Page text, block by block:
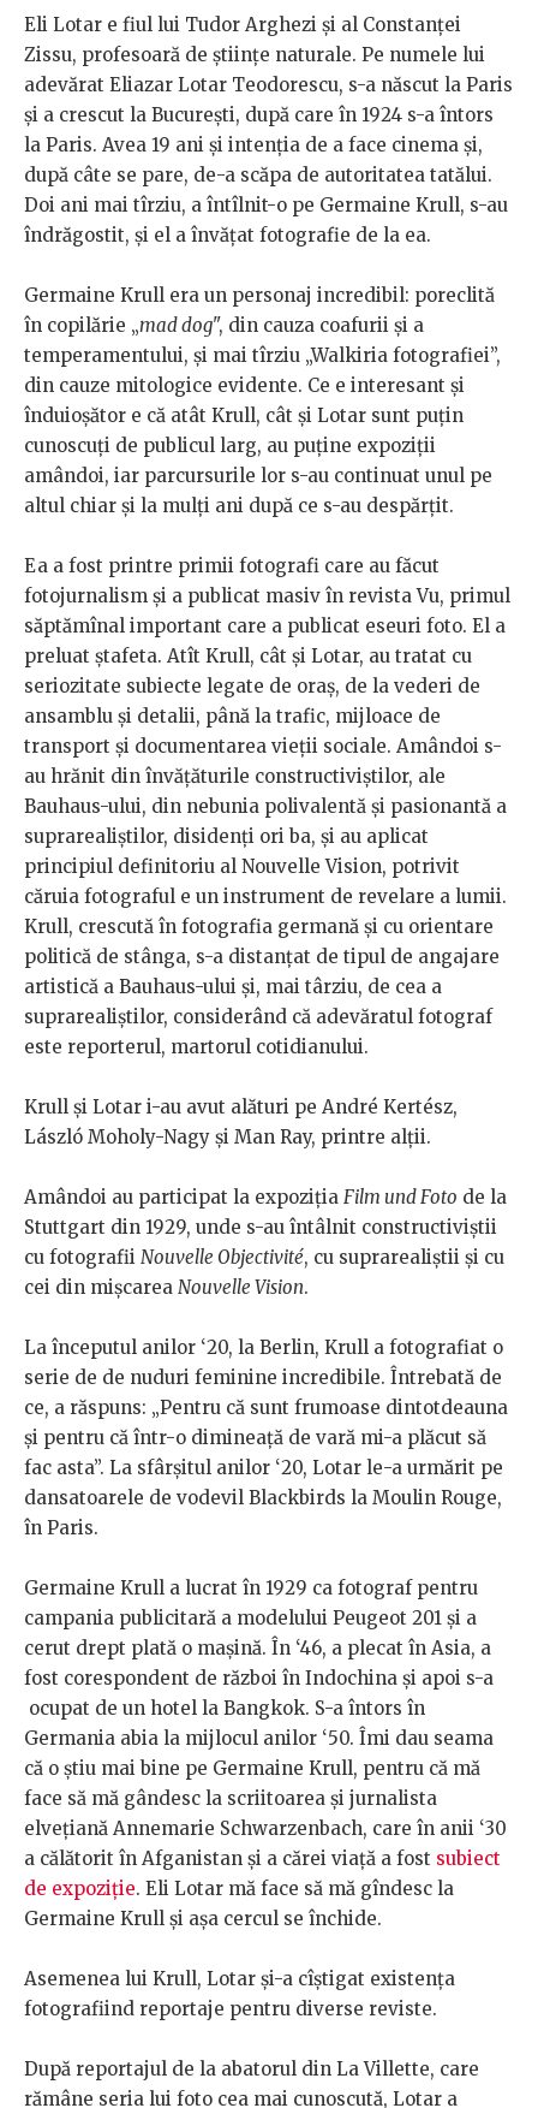
Eli Lotar e fiul lui Tudor Arghezi și al Constanței
Zissu, profesoară de științe naturale. Pe numele lui
adevărat Eliazar Lotar Teodorescu, s-a născut la Paris
şi a crescut la Bucureşti, după care în 1924 s-a întors
la Paris. Avea 19 ani şi intenţia de a face cinema şi,
după câte se pare, de-a scăpa de autoritatea tatălui.
Doi ani mai tîrziu, a întîlnit-o pe Germaine Krull, s-au
îndrăgostit, şi el a învățat fotografie de la ea.
Germaine Krull era un personaj incredibil: poreclită
în copilărie „mad dog", din cauza coafurii şi a
temperamentului, şi mai tîrziu „Walkiria fotografiei”,
din cauze mitologice evidente. Ce e interesant şi
înduioşător e că atât Krull, cât şi Lotar sunt puţin
cunoscuţi de publicul larg, au puţine expoziţii
amândoi, iar parcursurile lor s-au continuat unul pe
altul chiar și la mulți ani după ce s-au despărţit.
Ea a fost printre primii fotografi care au făcut
fotojurnalism şi a publicat masiv în revista Vu, primul
săptămînal important care a publicat eseuri foto. El a
preluat ştafeta. Atît Krull, cât şi Lotar, au tratat cu
seriozitate subiecte legate de oraş, de la vederi de
ansamblu şi detalii, până la trafic, mijloace de
transport şi documentarea vieţii sociale. Amândoi s-
au hrănit din învăţăturile constructiviştilor, ale
Bauhaus-ului, din nebunia polivalentă şi pasionantă a
suprarealiştilor, disidenţi ori ba, şi au aplicat
principiul definitoriu al Nouvelle Vision, potrivit
căruia fotograful e un instrument de revelare a lumii.
Krull, crescută în fotografia germană şi cu orientare
politică de stânga, s-a distanţat de tipul de angajare
artistică a Bauhaus-ului şi, mai târziu, de cea a
suprarealiştilor, considerând că adevăratul fotograf
este reporterul, martorul cotidianului.
Krull și Lotar i-au avut alături pe André Kertész,
László Moholy-Nagy şi Man Ray, printre alţii.
Amândoi au participat la expoziţia Film und Foto de la
Stuttgart din 1929, unde s-au întâlnit constructiviștii
cu fotografii Nouvelle Objectivité, cu suprarealiștii și cu
cei din mișcarea Nouvelle Vision.
La începutul anilor ‘20, la Berlin, Krull a fotografiat o
serie de de nuduri feminine incredibile. Întrebată de
ce, a răspuns: „Pentru că sunt frumoase dintotdeauna
şi pentru că într-o dimineaţă de vară mi-a plăcut să
fac asta”. La sfârşitul anilor ‘20, Lotar le-a urmărit pe
dansatoarele de vodevil Blackbirds la Moulin Rouge,
în Paris.
Germaine Krull a lucrat în 1929 ca fotograf pentru
campania publicitară a modelului Peugeot 201 şi a
cerut drept plată o maşină. În ‘46, a plecat în Asia, a
fost corespondent de război în Indochina şi apoi s-a
ocupat de un hotel la Bangkok. S-a întors în
Germania abia la mijlocul anilor ‘50. Îmi dau seama
că o ştiu mai bine pe Germaine Krull, pentru că mă
face să mă gândesc la scriitoarea și jurnalista
elvețiană Annemarie Schwarzenbach, care în anii ‘30
a călătorit în Afganistan și a cărei viață a fost subiect
de expoziție. Eli Lotar mă face să mă gîndesc la
Germaine Krull şi aşa cercul se închide.
Asemenea lui Krull, Lotar şi-a cîştigat existenţa
fotografiind reportaje pentru diverse reviste.
După reportajul de la abatorul din La Villette, care
rămâne seria lui foto cea mai cunoscută, Lotar a